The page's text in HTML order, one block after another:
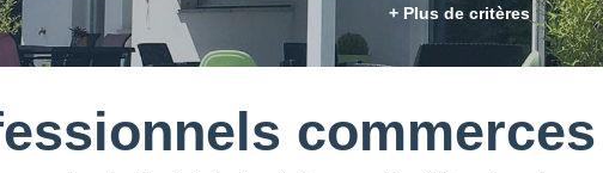
+ Plus de critères